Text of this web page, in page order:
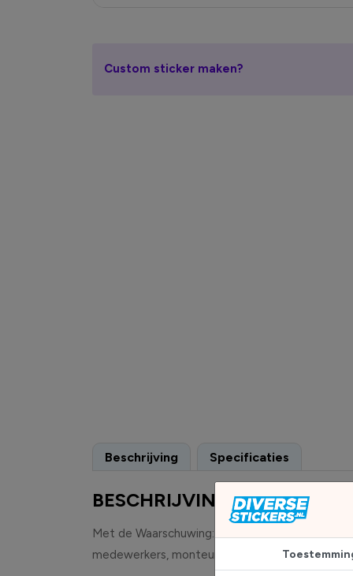
Custom sticker maken?
Beschrijving Specificaties
BESCHRIJVING
Met de Waarschuwing: Kans op Vlamboog
medewerkers, monteurs en bezoekers tijdig